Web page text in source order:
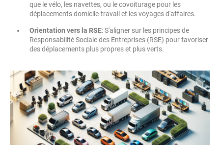
que le vélo, les navettes, ou le covoiturage pour les
déplacements domicile-travail et les voyages d'affaires.
Orientation vers la RSE: S'aligner sur les principes de
Responsabilité Sociale des Entreprises (RSE) pour favoriser
des déplacements plus propres et plus verts.